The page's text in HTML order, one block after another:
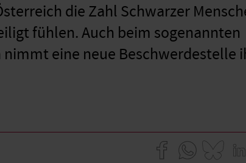
die Zahl Schwarzer
fühlen. Auch beim sogenannten
eine neue Beschwerdestelle